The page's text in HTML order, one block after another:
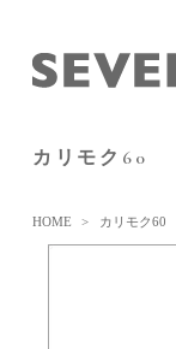
カリモク60
HOME > カリモク60